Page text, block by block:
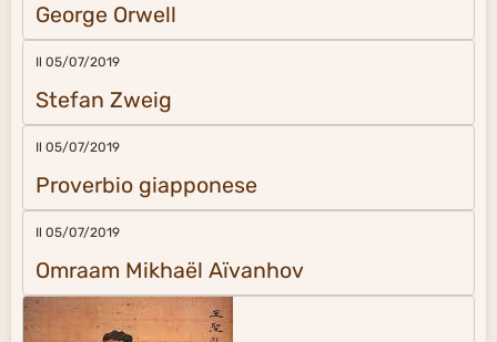
George Orwell
Il 05/07/2019
Stefan Zweig
Il 05/07/2019
Proverbio giapponese
Il 05/07/2019
Omraam Mikhaël Aïvanhov